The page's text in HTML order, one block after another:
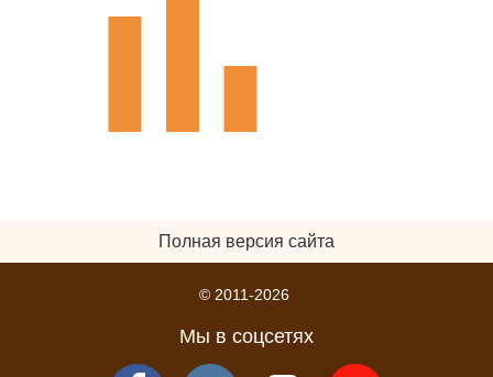
Полная версия сайта
© 2011-2026
Мы в соцсетях